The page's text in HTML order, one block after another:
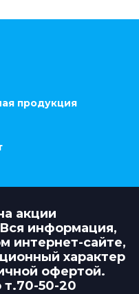
продукция
акции
Вся информация,
интернет-сайте,
характер
офертой.
50-20